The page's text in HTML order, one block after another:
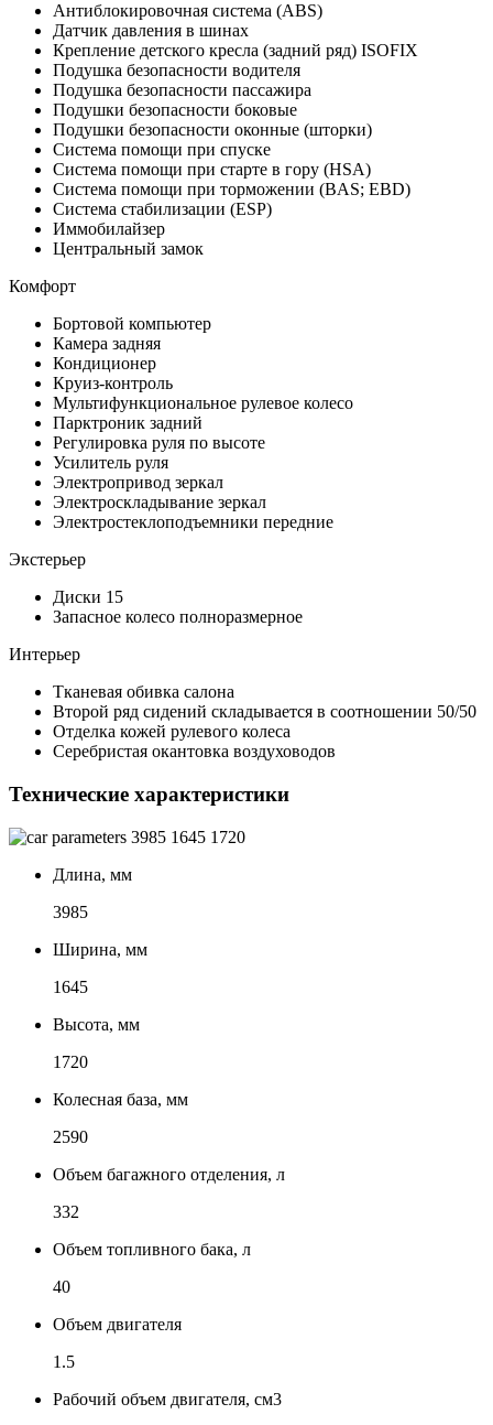
Антиблокировочная система (ABS)
Датчик давления в шинах
Крепление детского кресла (задний ряд) ISOFIX
Подушка безопасности водителя
Подушка безопасности пассажира
Подушки безопасности боковые
Подушки безопасности оконные (шторки)
Система помощи при спуске
Система помощи при старте в гору (HSA)
Система помощи при торможении (BAS; EBD)
Система стабилизации (ESP)
Иммобилайзер
Центральный замок
Комфорт
Бортовой компьютер
Камера задняя
Кондиционер
Круиз-контроль
Мультифункциональное рулевое колесо
Парктроник задний
Регулировка руля по высоте
Усилитель руля
Электропривод зеркал
Электроскладывание зеркал
Электростеклоподъемники передние
Экстерьер
Диски 15
Запасное колесо полноразмерное
Интерьер
Тканевая обивка салона
Второй ряд сидений складывается в соотношении 50/50
Отделка кожей рулевого колеса
Серебристая окантовка воздуховодов
Технические характеристики
3985 1645 1720
Длина, мм
3985
Ширина, мм
1645
Высота, мм
1720
Колесная база, мм
2590
Объем багажного отделения, л
332
Объем топливного бака, л
40
Объем двигателя
1.5
Рабочий объем двигателя, см3